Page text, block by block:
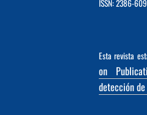
ISSN: 2386-
Esta revista
on
detección